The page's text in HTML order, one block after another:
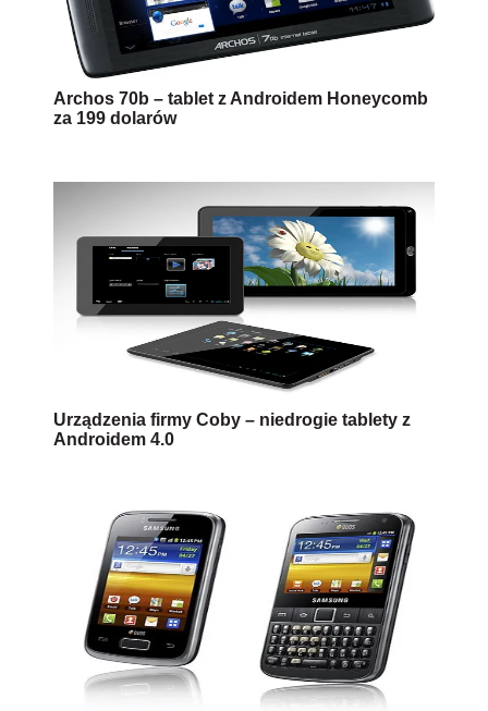
Archos 70b – tablet z Androidem Honeycomb
za 199 dolarów
Urządzenia firmy Coby – niedrogie tablety z
Androidem 4.0